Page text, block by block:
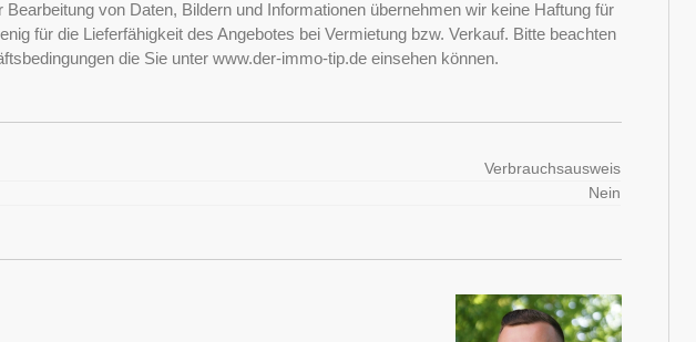
von Daten, Bildern und Informationen übernehmen wir keine Haftung für
für die Lieferfähigkeit des Angebotes bei Vermietung bzw. Verkauf. Bitte beachten
die Sie unter www.der-immo-tip.de einsehen können.
Verbrauchsausweis
Nein